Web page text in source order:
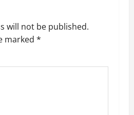
will not be published.
marked *